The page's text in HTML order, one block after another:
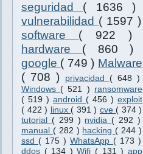
seguridad ( 1636 )
vulnerabilidad ( 1597 )
software ( 922 )
hardware ( 860 )
google ( 749 ) Malware
( 708 )
privacidad ( 648 )
Windows ( 521 ) ransomware
( 519 ) android ( 456 ) exploit
( 422 ) linux ( 391 ) cve ( 374 )
tutorial ( 299 ) nvidia ( 292 )
manual ( 282 ) hacking ( 244 )
ssd ( 175 ) WhatsApp ( 173 )
ddos ( 134 )Wifi ( 131 ) app